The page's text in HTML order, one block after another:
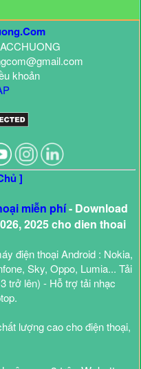
khoản
]
miễn phí- Download
2025 cho dien thoai
điện thoại Android : Nokia,
Sky, Oppo, Lumia... Tải
trở lên) - Hỗ trợ tải nhạc
lượng cao cho điện thoại,